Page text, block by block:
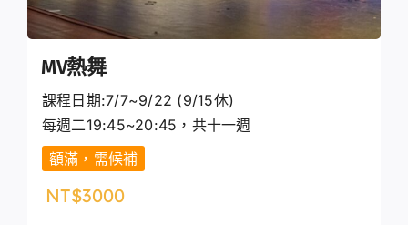
MV熱舞
課程日期:7/7~9/22 (9/15休)
每週二19:45~20:45，共十一週
額滿，需候補
NT$3000